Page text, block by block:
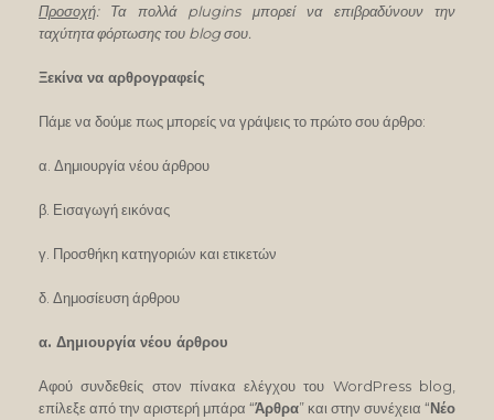
Προσοχή: Τα πολλά plugins μπορεί να επιβραδύνουν την
ταχύτητα φόρτωσης του blog σου.
Ξεκίνα να αρθρογραφείς
Πάμε να δούμε πως μπορείς να γράψεις το πρώτο σου άρθρο:
α. Δημιουργία νέου άρθρου
β. Εισαγωγή εικόνας
γ. Προσθήκη κατηγοριών και ετικετών
δ. Δημοσίευση άρθρου
α. Δημιουργία νέου άρθρου
Αφού συνδεθείς στον πίνακα ελέγχου του WordPress blog,
επίλεξε από την αριστερή μπάρα “Άρθρα” και στην συνέχεια “Νέο